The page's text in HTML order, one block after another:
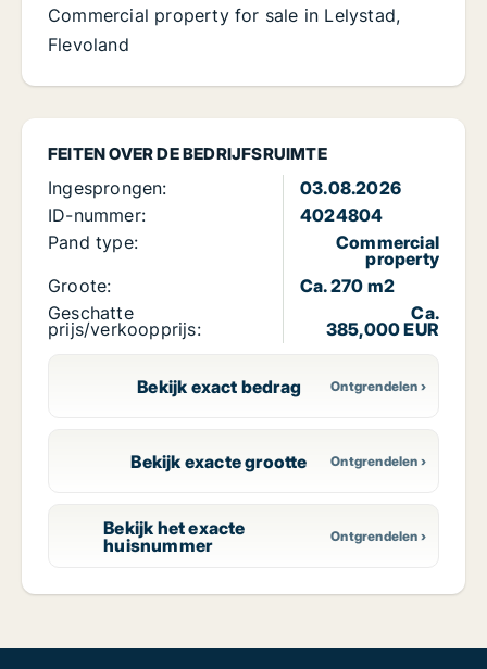
FEITEN OVER DE BEDRIJFSRUIMTE
Ingesprongen:
03.08.2026
ID-nummer:
4024804
Pand type:
Commercial
property
Groote:
Ca. 270 m2
Geschatte
prijs/verkoopprijs:
Ca.
385,000 EUR
Bekijk exact bedrag
Bekijk exacte grootte
Bekijk het exacte
huisnummer
Commercial property for sale in Lelystad,
Flevoland